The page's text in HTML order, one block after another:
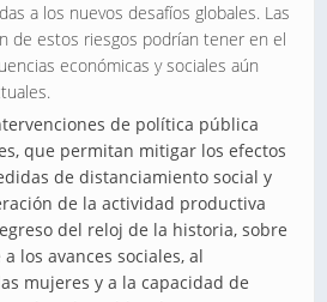
a los nuevos desafíos globales. Las
de estos riesgos podrían tener en el
económicas y sociales aún
de política pública
que permitan mitigar los efectos
de distanciamiento social y
de la actividad productiva
del reloj de la historia, sobre
los avances sociales, al
mujeres y a la capacidad de